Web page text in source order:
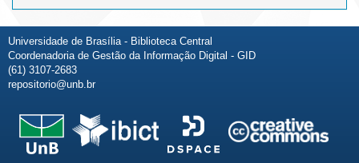
Universidade de Brasília - Biblioteca Central
Coordenadoria de Gestão da Informação Digital - GID
(61) 3107-2683
repositorio@unb.br